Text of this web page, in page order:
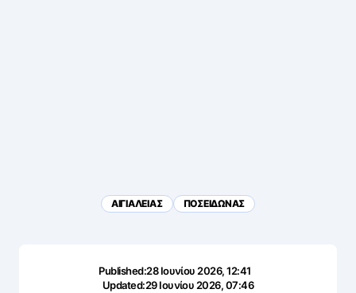
ΑΙΓΙΑΛΕΙΑΣ ΠΟΣΕΙΔΩΝΑΣ
Published:28 Ιουνίου 2026, 12:41
Updated:29 Ιουνίου 2026, 07:46